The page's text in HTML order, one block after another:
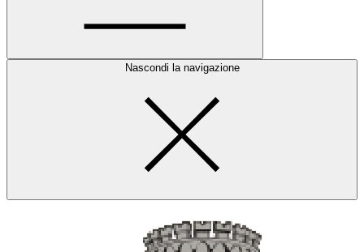
Nascondi la navigazione